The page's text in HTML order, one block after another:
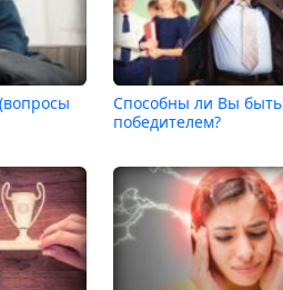
Способны ли Вы быть
победителем?